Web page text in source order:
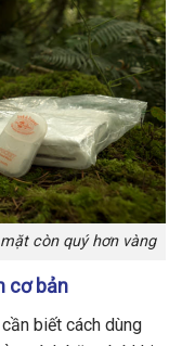
còn quý hơn vàng
cơ bản
biết cách dùng